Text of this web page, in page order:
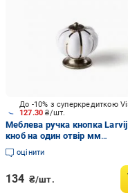
127.30₴/шт.
Меблева ручка кнопка Larvij
кноб на один отвір мм
L4.knob02WH білий/ антична
бронза
оцінити
134 ₴/шт.